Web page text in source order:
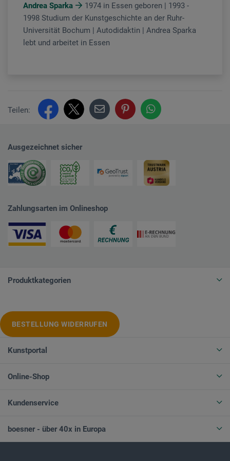
Andrea Sparka
1974 in Essen geboren | 1993 -
1998 Studium der Kunstgeschichte an der Ruhr-
Universität Bochum | Autodidaktin | Andrea Sparka
lebt und arbeitet in Essen
Teilen:
Ausgezeichnet sicher
Zahlungsarten im Onlineshop
Produktkategorien
BESTELLUNG WIDERRUFEN
Kunstportal
Online-Shop
Kundenservice
boesner - über 40x in Europa